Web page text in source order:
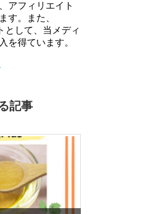
アフィリエイト
す。また、
として、当メディ
を得ています。
記事